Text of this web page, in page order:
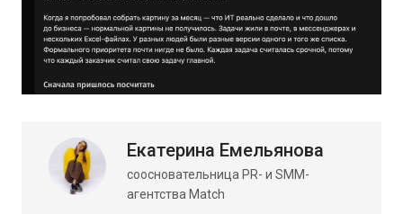
Екатерина Емельянова
соосновательница PR- и SMM-
агентства Match